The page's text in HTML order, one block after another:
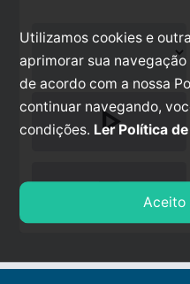
play_arrow
stop
Utilizamos cookies e
aprimorar sua
de acordo com a nossa
continuar navegando,
condições. Ler Política
Aceito